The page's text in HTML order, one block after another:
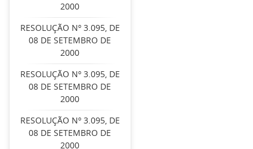
2000
RESOLUÇÃO Nº 3.095, DE
08 DE SETEMBRO DE
2000
RESOLUÇÃO Nº 3.095, DE
08 DE SETEMBRO DE
2000
RESOLUÇÃO Nº 3.095, DE
08 DE SETEMBRO DE
2000